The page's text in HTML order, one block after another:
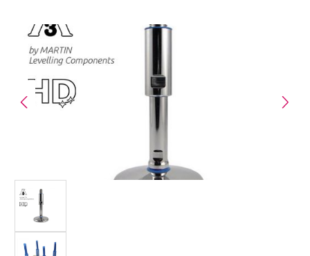
Bildergalerie überspringen